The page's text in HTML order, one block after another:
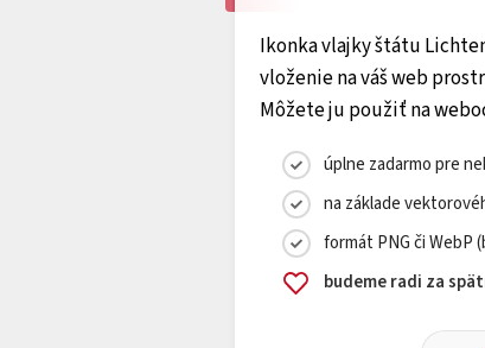
Ikonka vlajky štátu
vloženie na váš web
Môžete ju použiť na
úplne zadarmo pre
na základe
formát PNG či WebP
budeme radi za